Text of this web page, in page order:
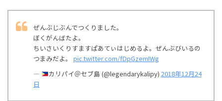
ぜんぶじぶんでつくりました。
ぼくがんばたよ。
ちいさいくりすますぱあてぃはじめるよ。ぜんぶびいるの
つまみだよ。 pic.twitter.com/fDpGzemIWg
—
カリパイ＠セブ島 (@legendarykalipy) 2018年12月24
日